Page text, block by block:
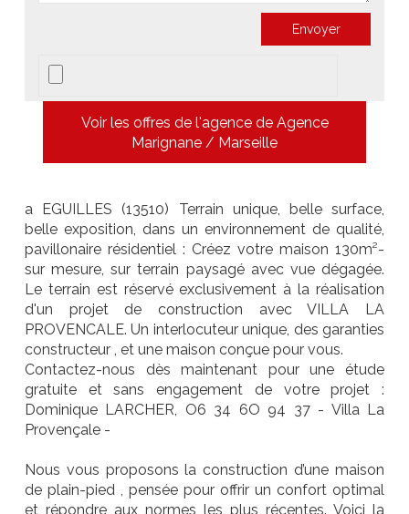
Voir les offres de l'agence de Agence
Marignane / Marseille
a EGUILLES (13510) Terrain unique, belle surface,
belle exposition, dans un environnement de qualité,
pavillonaire résidentiel : Créez votre maison 130m²-
sur mesure, sur terrain paysagé avec vue dégagée.
Le terrain est réservé exclusivement à la réalisation
d'un projet de construction avec VILLA LA
PROVENCALE. Un interlocuteur unique, des garanties
constructeur , et une maison conçue pour vous.
Contactez-nous dès maintenant pour une étude
gratuite et sans engagement de votre projet :
Dominique LARCHER, O6 34 6O 94 37 - Villa La
Provençale -
Nous vous proposons la construction d’une maison
de plain-pied , pensée pour offrir un confort optimal
et répondre aux normes les plus récentes. Voici la